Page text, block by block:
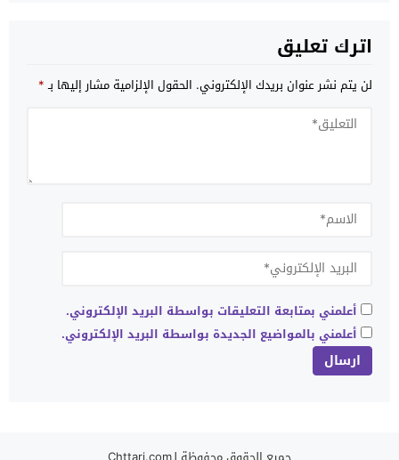
اترك تعليق
لن يتم نشر عنوان بريدك الإلكتروني. الحقول الإلزامية مشار إليها بـ*
أعلمني بمتابعة التعليقات بواسطة البريد الإلكتروني.
أعلمني بالمواضيع الجديدة بواسطة البريد الإلكتروني.